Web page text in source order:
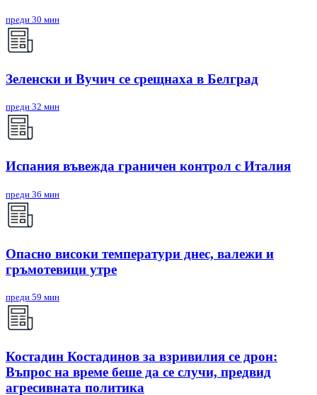
преди 30 мин
Зеленски и Вучич се срещнаха в Белград
преди 32 мин
Испания въвежда граничен контрол с Италия
преди 36 мин
Опасно високи температури днес, валежи и
гръмотевици утре
преди 59 мин
Костадин Костадинов за взривилия се дрон:
Въпрос на време беше да се случи, предвид
агресивната политика